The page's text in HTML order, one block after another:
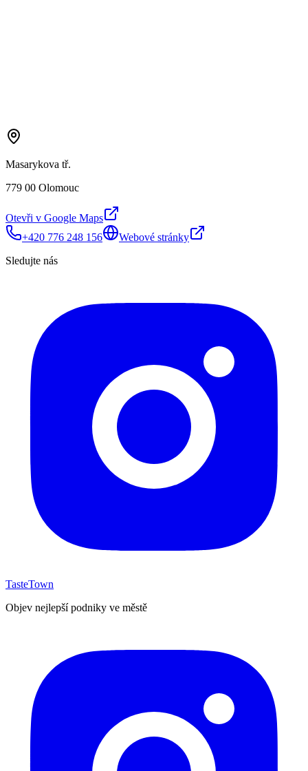
Masarykova tř.
779 00 Olomouc
Otevři v Google Maps
+420 776 248 156
Webové stránky
Sledujte nás
TasteTown
Objev nejlepší podniky ve městě